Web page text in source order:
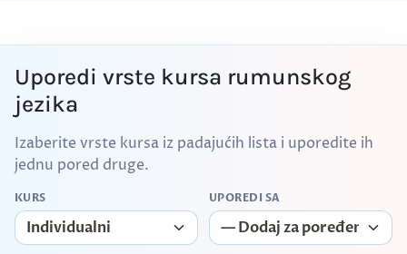
Uporedi vrste kursa rumunskog
jezika
Izaberite vrste kursa iz padajućih lista i uporedite ih
jednu pored druge.
KURS UPOREDI SA